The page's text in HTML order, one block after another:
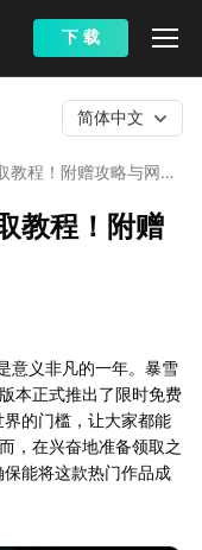
下 载
教程！附赠攻略与网络
简体中文
教程！附赠
意义非凡的一年。暴雪
本正式推出了限时免费
的门槛，让大家都能
，在兴奋地准备领取之
能将这款热门作品成